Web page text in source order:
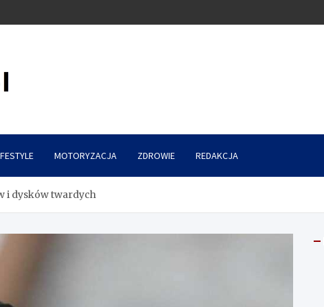
MOTORYZACJA ZDROWIE REDAKCJA
i dysków twardych